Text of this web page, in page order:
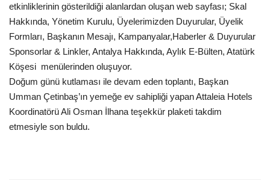
Röportajlar
Gezi - Yorum
Sizlerden Gelenler
Yorumlar
Video Tanıtım
etkinliklerinin gösterildiği alanlardan oluşan web sayfası; Skal
Hakkında, Yönetim Kurulu, Üyelerimizden Duyurular, Üyelik
Formları, Başkanın Mesajı, Kampanyalar,Haberler & Duyurular
Sponsorlar & Linkler, Antalya Hakkında, Aylık E-Bülten, Atatürk
Köşesi menülerinden oluşuyor.
Doğum günü kutlaması ile devam eden toplantı, Başkan
Umman Çetinbaş’ın yemeğe ev sahipliği yapan Attaleia Hotels
Koordinatörü Ali Osman İlhana teşekkür plaketi takdim
etmesiyle son buldu.